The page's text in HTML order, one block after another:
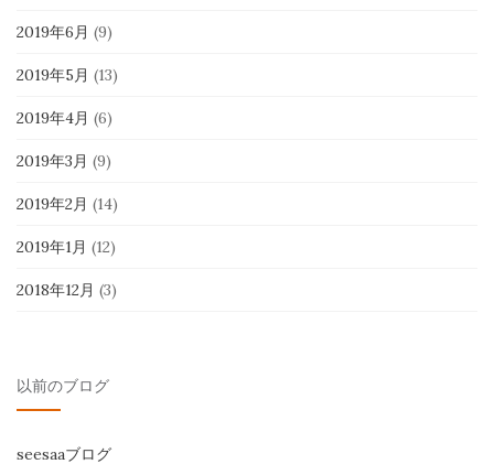
2019年6月 (9)
2019年5月 (13)
2019年4月 (6)
2019年3月 (9)
2019年2月 (14)
2019年1月 (12)
2018年12月 (3)
以前のブログ
seesaaブログ